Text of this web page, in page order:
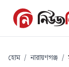
হোম / নারায়ণগঞ্জ /